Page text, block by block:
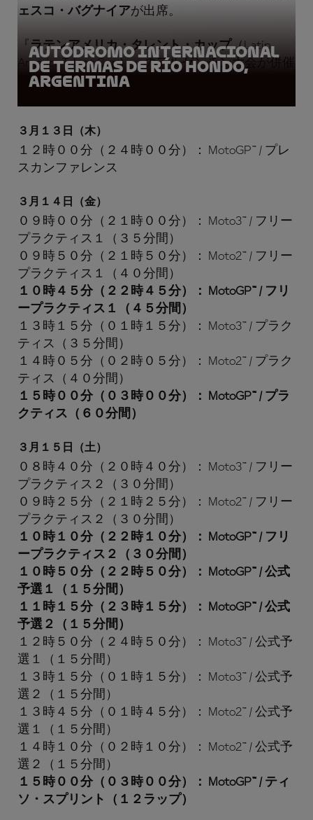
ェスコ・バグナイアが出席。
『 ラテンアメリカ・タレント・カップ（Latin
America Talent Cup）』のアルゼンチン大会が併催
として開催。
Autódromo Internacional
de Termas de Río Hondo,
Argentina
３月１３日（木）
１２時００分（２４時００分）： MotoGP™ / プレ
スカンファレンス
３月１４日（金）
０９時００分（２１時００分）： Moto3™ / フリー
プラクティス１（３５分間）
０９時５０分（２１時５０分）： Moto2™ / フリー
プラクティス１（４０分間）
１０時４５分（２２時４５分）： MotoGP™ / フリ
ープラクティス１（４５分間）
１３時１５分（０１時１５分）： Moto3™ / プラク
ティス（３５分間）
１４時０５分（０２時０５分）： Moto2™ / プラク
ティス（４０分間）
１５時００分（０３時００分）： MotoGP™ / プラ
クティス（６０分間）
３月１５日（土）
０８時４０分（２０時４０分）： Moto3™ / フリー
プラクティス２（３０分間）
０９時２５分（２１時２５分）： Moto2™ / フリー
プラクティス２（３０分間）
１０時１０分（２２時１０分）： MotoGP™ / フリ
ープラクティス２（３０分間）
１０時５０分（２２時５０分）： MotoGP™ / 公式
予選１（１５分間）
１１時１５分（２３時１５分）： MotoGP™ / 公式
予選２（１５分間）
１２時５０分（２４時５０分）： Moto3™ / 公式予
選１（１５分間）
１３時１５分（０１時１５分）： Moto3™ / 公式予
選２（１５分間）
１３時４５分（０１時４５分）： Moto2™ / 公式予
選１（１５分間）
１４時１０分（０２時１０分）： Moto2™ / 公式予
選２（１５分間）
１５時００分（０３時００分）： MotoGP™ / ティ
ソ・スプリント（１２ラップ）